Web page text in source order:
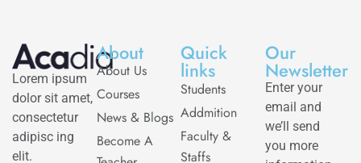
Lorem ipsum
dolor sit amet,
consectetur
adipisc ing
elit.
About
About Us
Courses
News & Blogs
Become A
Quick
links
Students
Addmition
Faculty &
Staffs
Our
Newsletter
Enter your
email and
we’ll send
you more